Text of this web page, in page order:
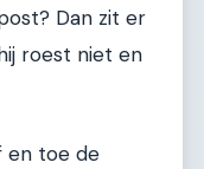
Dan zit er
roest niet en
en toe de